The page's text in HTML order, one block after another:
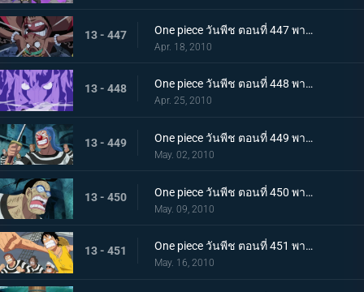
13 - 447 One piece วันพีช ตอนที่ 447 พากย์ไทย หมัดปืนเจ็ตแห่งความโกรธ! ลูฟี่ ปะทะ หนวดดำ!
Apr. 18, 2010
13 - 448 One piece วันพีช ตอนที่ 448 พากย์ไทย หยุดมาเจลแลนไว้! คุณอีวาเผยไม้ตายก้นหีบ!
Apr. 25, 2010
13 - 449 One piece วันพีช ตอนที่ 449 พากย์ไทย อุบายของมาเจลแลน! แผนป้องกันการแหกคุก!
May. 02, 2010
13 - 450 One piece วันพีช ตอนที่ 450 พากย์ไทย ทีมแหกคุกจนมุม! การขัดขวางของปีศาจพิษร้าย!
May. 09, 2010
13 - 451 One piece วันพีช ตอนที่ 451 พากย์ไทย ปาฏิหาริย์ครั้งสุดท้าย! บุกทะลวงประตูแห่งความยุติธรรม!
May. 16, 2010